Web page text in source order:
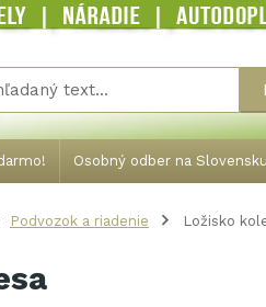
Osobný odber na Slovensku
Podvozok a riadenie Ložisko